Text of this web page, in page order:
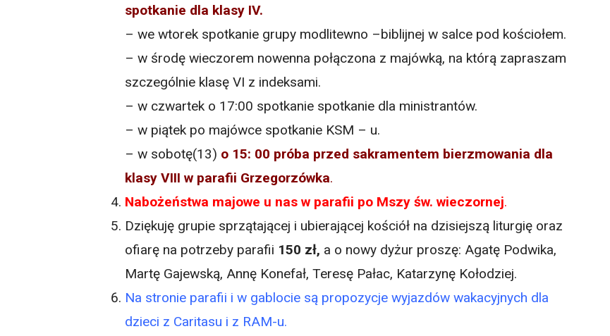
spotkanie dla klasy IV.
– we wtorek spotkanie grupy modlitewno –biblijnej w salce pod kościołem.
– w środę wieczorem nowenna połączona z majówką, na którą zapraszam
szczególnie klasę VI z indeksami.
– w czwartek o 17:00 spotkanie spotkanie dla ministrantów.
– w piątek po majówce spotkanie KSM – u.
– w sobotę(13) o 15: 00 próba przed sakramentem bierzmowania dla
klasy VIII w parafii Grzegorzówka.
Nabożeństwa majowe u nas w parafii po Mszy św. wieczornej.
Dziękuję grupie sprzątającej i ubierającej kościół na dzisiejszą liturgię oraz
ofiarę na potrzeby parafii 150 zł, a o nowy dyżur proszę: Agatę Podwika,
Martę Gajewską, Annę Konefał, Teresę Pałac, Katarzynę Kołodziej.
Na stronie parafii i w gablocie są propozycje wyjazdów wakacyjnych dla
dzieci z Caritasu i z RAM-u.